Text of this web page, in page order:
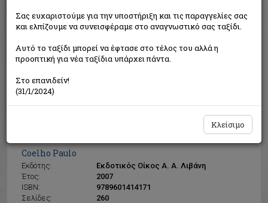
Coelho Paulo
Εκδότης:
Εκδοτικός Οίκος Α. Α. Λιβάνη
Έτος:
2007
ISBN:
9789601414171
Σελίδες:
260
Εκτός κυκλοφορίας
Σας ευχαριστούμε για την υποστήριξη και τις παραγγελίες σας
και ελπίζουμε να συνεισφέραμε στο αναγνωστικό σας ταξίδι.
Αυτό το ταξίδι μπορεί να έφτασε στο τέλος του αλλά η
προοπτική για νέα ταξίδια υπάρχει πάντα.
Στο επανιδείν!
(31/1/2024)
Κλείσιμο